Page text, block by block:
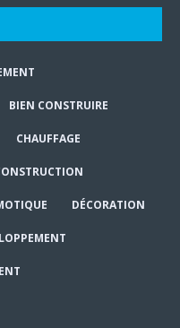
BIEN CONSTRUIRE
CHAUFFAGE
DÉCORATION